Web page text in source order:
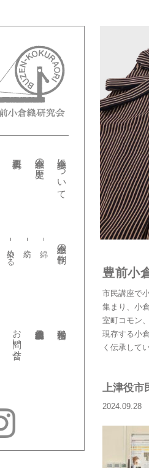
小倉織について
小倉織の歴史
小倉織の制作
紡ぐ
染める
お問い合せ
豊前小
市民講座で
集まり、小
室町コモン
現存する小
く伝承して
上津役市
2024.09.28